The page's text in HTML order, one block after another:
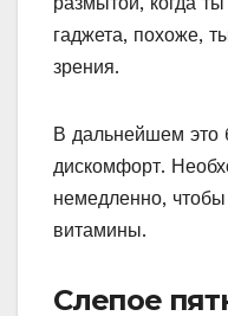
гаджета, похоже,
зрения.
В дальнейшем это
дискомфорт.
немедленно,
витамины.
Слепое